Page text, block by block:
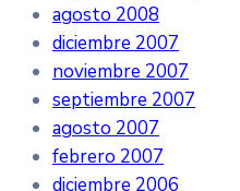
agosto 2008
diciembre 2007
noviembre 2007
septiembre 2007
agosto 2007
febrero 2007
diciembre 2006